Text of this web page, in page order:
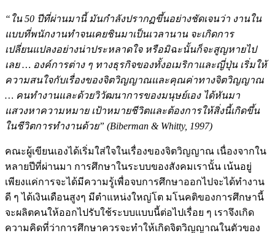
“ใน 50 ปีที่ผ่านมานี้ มันกําลังปรากฏขึ้นอย่างชัดเจนว่า งานใน
แบบที่พนักงานทําจนเคยชินมาเป็นเวลานาน จะเกิดการ
เปลี่ยนแปลงอย่างน่าประหลาดใจ หรือมิฉะนั้นก็จะสูญหายไป
เลย … องค์การต่าง ๆ ทางธุรกิจของทั้งอเมริกาและญี่ปุ่น เริ่มให้
ความสนใจกับเรื่องของจิตวิญญาณและคุณค่าทางจิตวิญญาณ
… คนทํางานและด้วยวิวัฒนาการของมนุษย์เอง ได้หันมา
แสวงหาความหมาย เป้าหมายชีวิตและต้องการให้สิ่งนี้เกิดขึ้น
ในชีวิตการทํางานด้วย” (Biberman & Whitty, 1997)
คณะผู้เขียนเองได้เริ่มใส่ใจในเรื่องของจิตวิญญาณ เนื่องจากใน
หลายปีที่ผ่านมา การศึกษาในระบบของสังคมเรานั้น เน้นอยู่
เพียงแค่การจะได้มีความรู้เพื่อจบการศึกษาออกไปจะได้ทํางาน
ดี ๆ ได้เงินเดือนสูงๆ มีตําแหน่งใหญ่โต มโนคติของการศึกษานี้
จะผลิตคนให้ออกไปรับใช้ระบบแบบนี้ต่อไปเรื่อย ๆ เราจึงเกิด
ความคิดที่ว่าการศึกษาควรจะทําให้เกิดจิตวิญญาณในตัวของ